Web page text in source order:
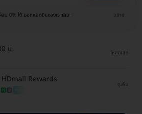
น 0% ได้ บอกแอดมินของเราเลย! ขยาย
บ. โหลดเลย
Rewards
ดูเพิ่ม